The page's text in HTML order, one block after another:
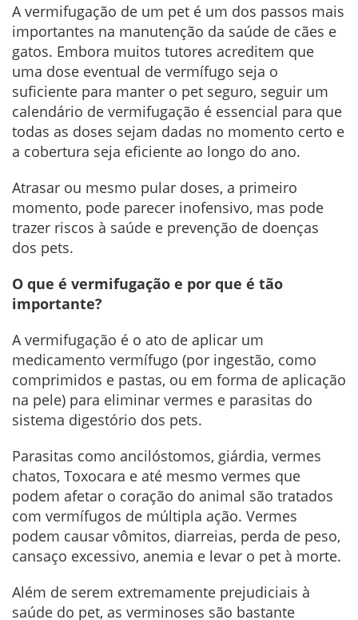
A vermifugação de um pet é um dos passos mais
importantes na manutenção da saúde de cães e
gatos. Embora muitos tutores acreditem que
uma dose eventual de vermífugo seja o
suficiente para manter o pet seguro, seguir um
calendário de vermifugação é essencial para que
todas as doses sejam dadas no momento certo e
a cobertura seja eficiente ao longo do ano.
Atrasar ou mesmo pular doses, a primeiro
momento, pode parecer inofensivo, mas pode
trazer riscos à saúde e prevenção de doenças
dos pets.
O que é vermifugação e por que é tão
importante?
A vermifugação é o ato de aplicar um
medicamento vermífugo (por ingestão, como
comprimidos e pastas, ou em forma de aplicação
na pele) para eliminar vermes e parasitas do
sistema digestório dos pets.
Parasitas como ancilóstomos, giárdia, vermes
chatos, Toxocara e até mesmo vermes que
podem afetar o coração do animal são tratados
com vermífugos de múltipla ação. Vermes
podem causar vômitos, diarreias, perda de peso,
cansaço excessivo, anemia e levar o pet à morte.
Além de serem extremamente prejudiciais à
saúde do pet, as verminoses são bastante